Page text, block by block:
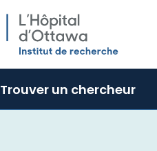
Trouver un chercheur